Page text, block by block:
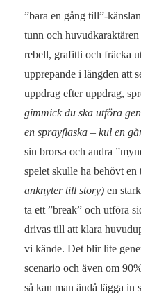
”bara en gång till”-
tunn och
rebell, grafitti och fräcka
upprepande i längden att
uppdrag efter uppdrag,
gimmick du ska utföra
en sprayflaska – kul en
sin brorsa och andra
spelet skulle ha behövt
anknyter till story) en
ta ett ”break” och utföra
drivas till att klara
vi kände. Det blir lite
scenario och även om
så kan man ändå lägga in